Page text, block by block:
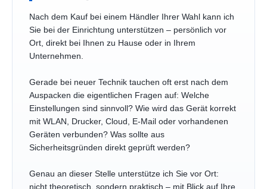
Nach dem Kauf bei einem Händler Ihrer Wahl kann ich
Sie bei der Einrichtung unterstützen – persönlich vor
Ort, direkt bei Ihnen zu Hause oder in Ihrem
Unternehmen.
Gerade bei neuer Technik tauchen oft erst nach dem
Auspacken die eigentlichen Fragen auf: Welche
Einstellungen sind sinnvoll? Wie wird das Gerät korrekt
mit WLAN, Drucker, Cloud, E-Mail oder vorhandenen
Geräten verbunden? Was sollte aus
Sicherheitsgründen direkt geprüft werden?
Genau an dieser Stelle unterstütze ich Sie vor Ort:
nicht theoretisch, sondern praktisch – mit Blick auf Ihre